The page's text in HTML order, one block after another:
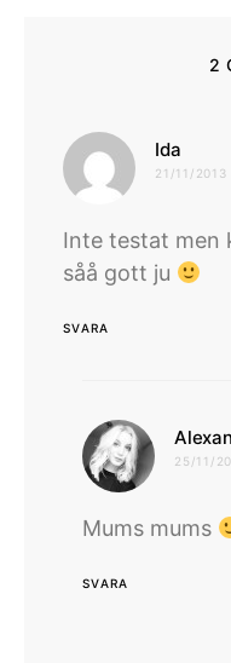
2
Ida
21/11/2013
Inte testat men
såå gott ju
SVARA
25/11/
Mums mums
SVARA